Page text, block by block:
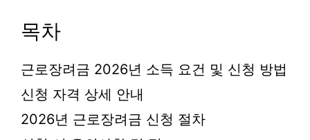
목차
근로장려금 2026년 소득 요건 및 신청 방법
신청 자격 상세 안내
2026년 근로장려금 신청 절차